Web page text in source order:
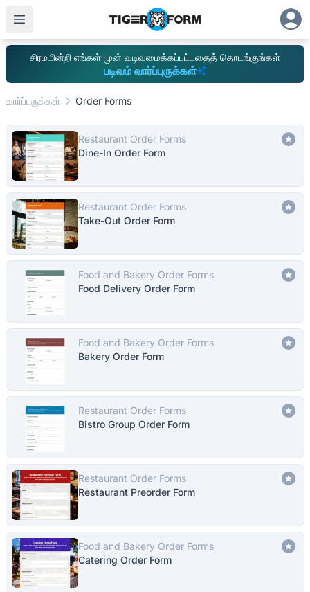
சிரமமின்றி எங்கள் முன் வடிவமைக்கப்பட்டதைத் தொடங்குங்கள்
படிவம் வார்ப்புருக்கள்
வார்ப்புருக்கள் Order Forms
Restaurant Order Forms
Dine-In Order Form
Restaurant Order Forms
Take-Out Order Form
Food and Bakery Order Forms
Food Delivery Order Form
Food and Bakery Order Forms
Bakery Order Form
Restaurant Order Forms
Bistro Group Order Form
Restaurant Order Forms
Restaurant Preorder Form
Food and Bakery Order Forms
Catering Order Form